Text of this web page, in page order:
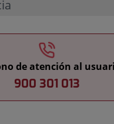
de atención al
900 301 013